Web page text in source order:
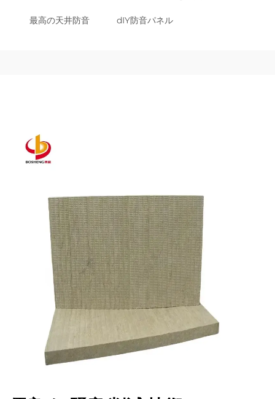
最高の天井防音 dIY防音パネル